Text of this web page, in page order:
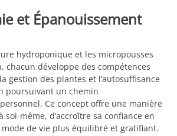
et Épanouissement
hydroponique et les micropousses
chacun développe des compétences
gestion des plantes et l’autosuffisance
poursuivant un chemin
Ce concept offre une manière
soi-même, d’accroître sa confiance en
mode de vie plus équilibré et gratifiant.